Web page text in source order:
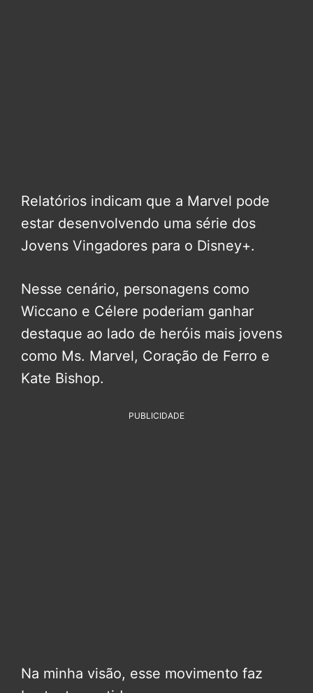
Relatórios indicam que a Marvel pode
estar desenvolvendo uma série dos
Jovens Vingadores para o Disney+.
Nesse cenário, personagens como
Wiccano e Célere poderiam ganhar
destaque ao lado de heróis mais jovens
como Ms. Marvel, Coração de Ferro e
Kate Bishop.
PUBLICIDADE
Na minha visão, esse movimento faz